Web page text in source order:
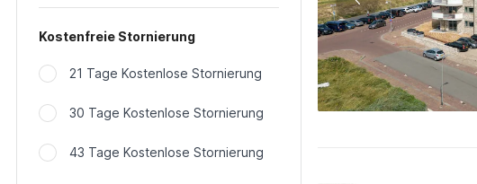
Kostenfreie Stornierung
21 Tage Kostenlose Stornierung
30 Tage Kostenlose Stornierung
43 Tage Kostenlose Stornierung